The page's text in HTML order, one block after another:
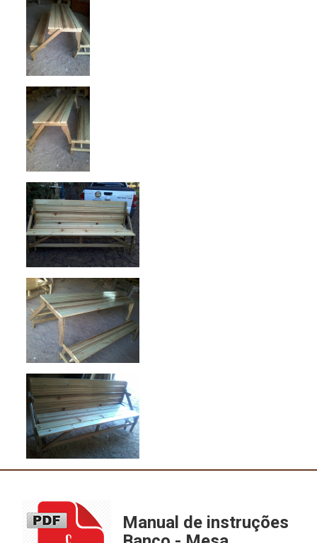
Manual de instruções